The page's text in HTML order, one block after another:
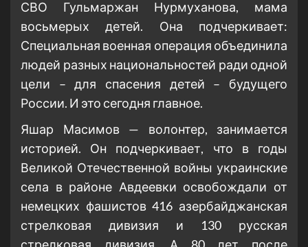
СВО Гульмаржан Нурмуханова, мама
восьмерых детей. Она подчеркивает:
Специальная военная операция объединила
людей разных национальностей ради одной
цели – для спасения детей – будущего
России. И это сегодня главное.
Яшар Масимов — волонтер, занимается
историей. Он подчеркивает, что в годы
Великой Отечественной войны украинские
села в районе Авдеевки освобождали от
немецких фашистов 416 азербайджанская
стрелковая дивизия и 130 русская